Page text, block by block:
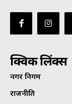
क्विक लिंक्स
नगर निगम
राजनीति